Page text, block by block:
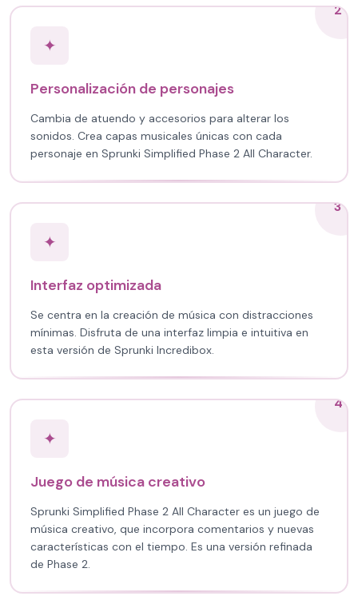
2
✦
Personalización de personajes
Cambia de atuendo y accesorios para alterar los
sonidos. Crea capas musicales únicas con cada
personaje en Sprunki Simplified Phase 2 All Character.
3
✦
Interfaz optimizada
Se centra en la creación de música con distracciones
mínimas. Disfruta de una interfaz limpia e intuitiva en
esta versión de Sprunki Incredibox.
4
✦
Juego de música creativo
Sprunki Simplified Phase 2 All Character es un juego de
música creativo, que incorpora comentarios y nuevas
características con el tiempo. Es una versión refinada
de Phase 2.